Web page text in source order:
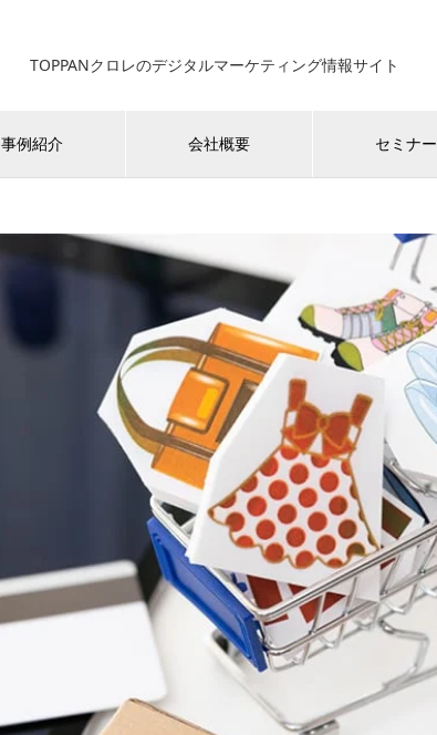
TOPPANクロレのデジタルマーケティング情報サイト
事例紹介 会社概要 セミナー